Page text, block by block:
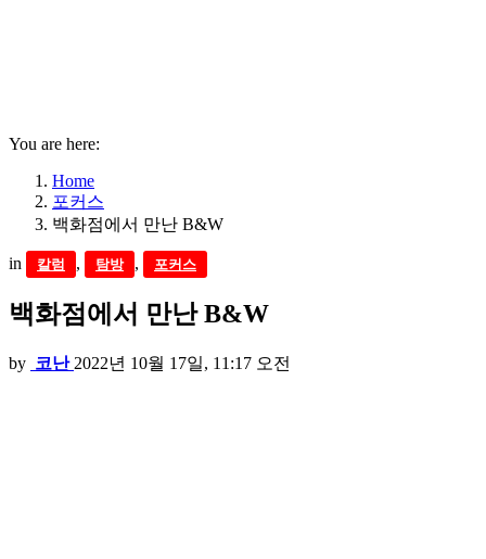
You are here:
Home
포커스
백화점에서 만난 B&W
in 칼럼 , 탐방 , 포커스
백화점에서 만난 B&W
by 코난 2022년 10월 17일, 11:17 오전